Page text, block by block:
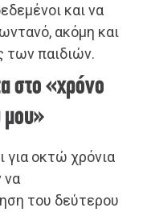
και να
ακόμη και
των παιδιών.
στο «χρόνο
μου»
για οκτώ χρόνια
να
του δεύτερου